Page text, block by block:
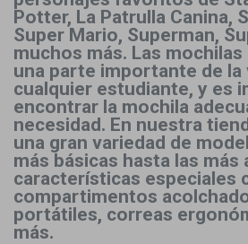
Potter, La Patrulla Canina,
Super Mario, Superman,
muchos más. Las
una parte importante de la
cualquier estudiante, y es
encontrar la mochila
necesidad. En nuestra
una gran variedad de
más básicas hasta las más
características especiales
compartimentos
portátiles, correas
más.